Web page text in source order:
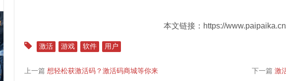
本文链接：https://
激活 游戏 软件 用户
上一篇 想轻松获激活码？激活码商城等你来 下一篇 激